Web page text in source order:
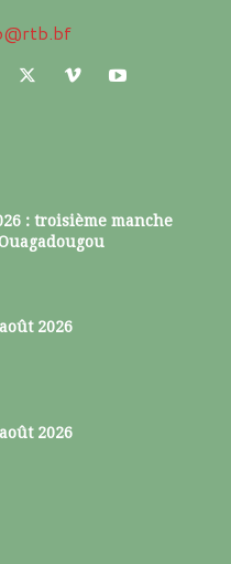
: troisième manche
2026
2026